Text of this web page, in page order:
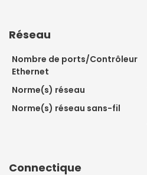
Réseau
Nombre de ports/Contrôleur
Ethernet
Norme(s) réseau
Norme(s) réseau sans-fil
Connectique